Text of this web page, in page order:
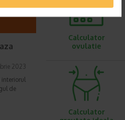
2023
interiorul
de
Calculator
ovulatie
Calculator